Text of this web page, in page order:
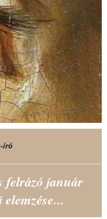
író
felrázó január